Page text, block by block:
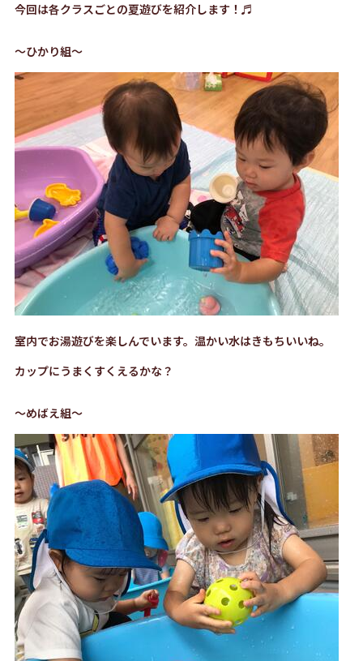
今回は各クラスごとの夏遊びを紹介します！♬
～ひかり組～
室内でお湯遊びを楽しんでいます。温かい水はきもちいいね。
カップにうまくすくえるかな？
～めばえ組～